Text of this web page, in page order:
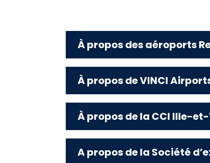
À propos des aéroports
À propos de VINCI
À propos de la CCI Ille-
A propos de la Société